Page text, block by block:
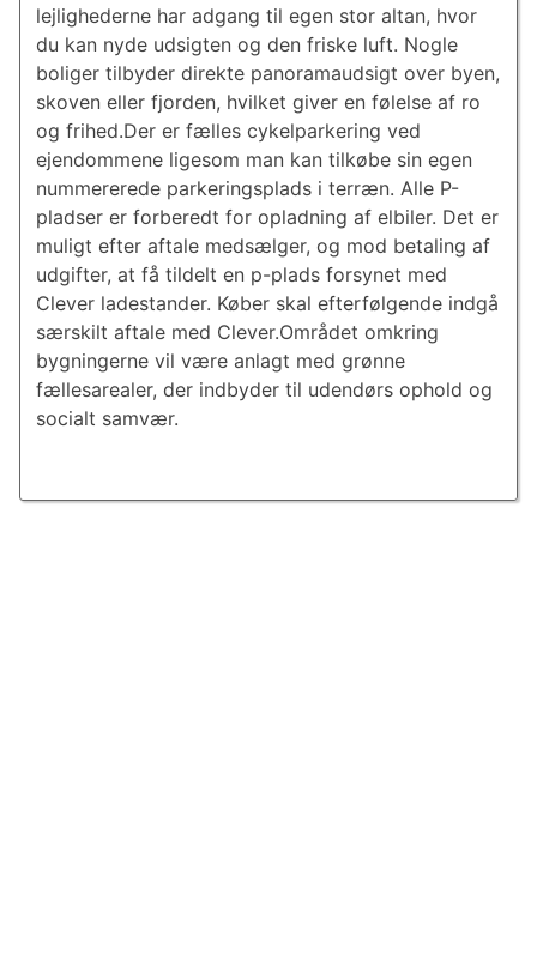
lejlighederne har adgang til egen stor altan, hvor
du kan nyde udsigten og den friske luft. Nogle
boliger tilbyder direkte panoramaudsigt over byen,
skoven eller fjorden, hvilket giver en følelse af ro
og frihed.Der er fælles cykelparkering ved
ejendommene ligesom man kan tilkøbe sin egen
nummererede parkeringsplads i terræn. Alle P-
pladser er forberedt for opladning af elbiler. Det er
muligt efter aftale medsælger, og mod betaling af
udgifter, at få tildelt en p-plads forsynet med
Clever ladestander. Køber skal efterfølgende indgå
særskilt aftale med Clever.Området omkring
bygningerne vil være anlagt med grønne
fællesarealer, der indbyder til udendørs ophold og
socialt samvær.